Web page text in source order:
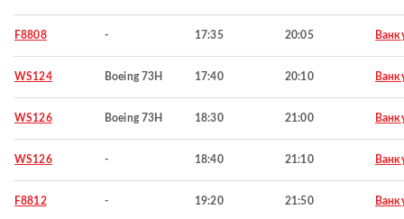
F8808 - 17:35 20:05
WS124 Boeing 73H 17:40 20:10
WS126 Boeing 73H 18:30 21:00
WS126 - 18:40 21:10
F8812 - 19:20 21:50